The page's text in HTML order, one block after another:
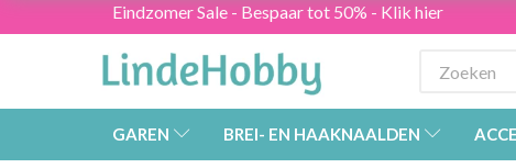
Eindzomer Sale - Bespaar tot 50% - Klik hier
GAREN BREI- EN HAAKNAALDEN